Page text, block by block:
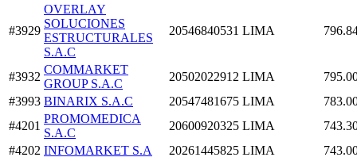
#3929
OVERLAY
SOLUCIONES
ESTRUCTURALES
S.A.C
20546840531 LIMA
#3932
COMMARKET
GROUP S.A.C
20502022912 LIMA
#3993 BINARIX S.A.C 20547481675 LIMA
#4201
PROMOMEDICA
S.A.C
20600920325 LIMA
#4202 INFOMARKET S.A 20261445825 LIMA